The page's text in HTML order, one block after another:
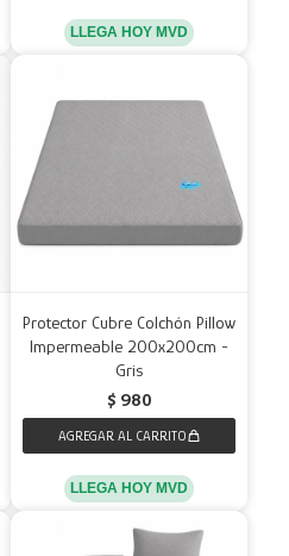
LLEGA HOY MVD
Protector Cubre Colchón Pillow
Impermeable 200x200cm -
Gris
$ 980
LLEGA HOY MVD